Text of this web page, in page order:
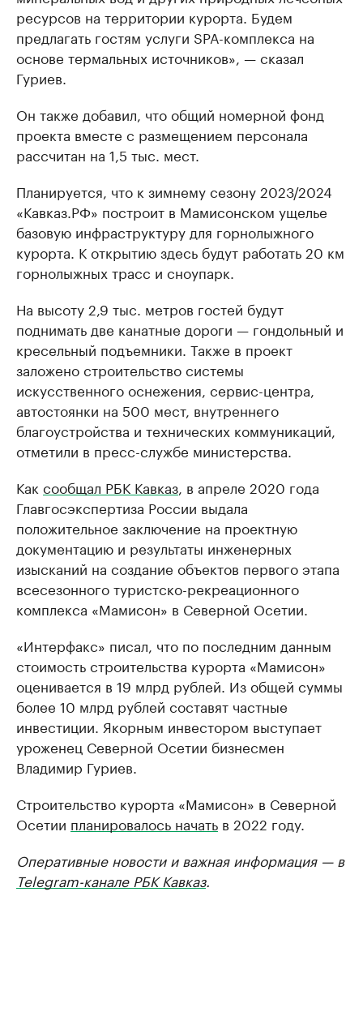
ресурсов на территории курорта. Будем
предлагать гостям услуги SPA-комплекса на
основе термальных источников», — сказал
Гуриев.
Он также добавил, что общий номерной фонд
проекта вместе с размещением персонала
рассчитан на 1,5 тыс. мест.
Планируется, что к зимнему сезону 2023/2024
«Кавказ.РФ» построит в Мамисонском ущелье
базовую инфраструктуру для горнолыжного
курорта. К открытию здесь будут работать 20 км
горнолыжных трасс и сноупарк.
На высоту 2,9 тыс. метров гостей будут
поднимать две канатные дороги — гондольный и
кресельный подъемники. Также в проект
заложено строительство системы
искусственного оснежения, сервис-центра,
автостоянки на 500 мест, внутреннего
благоустройства и технических коммуникаций,
отметили в пресс-службе министерства.
Как сообщал РБК Кавказ , в апреле 2020 года
Главгосэкспертиза России выдала
положительное заключение на проектную
документацию и результаты инженерных
изысканий на создание объектов первого этапа
всесезонного туристско-рекреационного
комплекса «Мамисон» в Северной Осетии.
«Интерфакс» писал, что по последним данным
стоимость строительства курорта «Мамисон»
оценивается в 19 млрд рублей. Из общей суммы
более 10 млрд рублей составят частные
инвестиции. Якорным инвестором выступает
уроженец Северной Осетии бизнесмен
Владимир Гуриев.
Строительство курорта «Мамисон» в Северной
Осетии планировалось начать в 2022 году.
Оперативные новости и важная информация — в
Telegram-канале РБК Кавказ.